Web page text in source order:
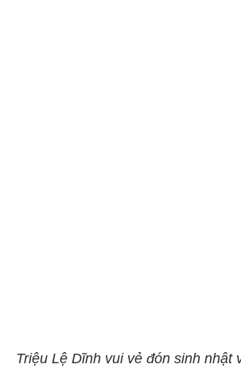
Triệu Lệ Dĩnh vui vẻ đón sinh nhật